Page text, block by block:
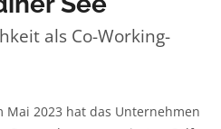
als Co-Working-
Mai 2023 hat das Unternehmen